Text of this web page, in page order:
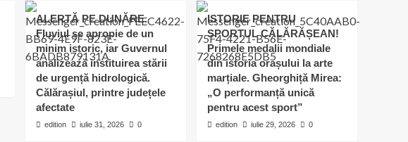
așteptate
și
reorganizări
interne
după
instalarea
noii
conduceri
ALERTĂ PE DUNĂRE.
Fluviul se apropie de un
minim istoric, iar Guvernul
analizează instituirea stării
de urgență hidrologică.
Călărașiul, printre județele
afectate
edition iulie 31, 2026 0
ISTORIE PENTRU
SPORTUL CĂLĂRĂȘEAN!
Primele medalii mondiale
din istoria orașului la arte
marțiale. Gheorghiță Mirea:
„O performanță unică
pentru acest sport”
edition iulie 29, 2026 0